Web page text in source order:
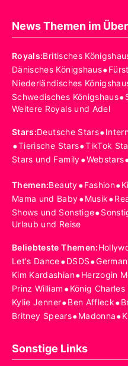
News Themen im
Royals:Britisches
Dänisches Königshaus•
Niederländisches
Schwedisches Königshaus•
Weitere Royals und Adel
Stars:Deutsche Stars•
•Tierische Stars•TikTok
Stars und Family•Webstars
Themen:Beauty•Fashion•
Mama und Baby•Musik•
Shows und Sonstige•
Urlaub und Reise
Beliebteste Themen:
Let's Dance•DSDS•
Kim Kardashian•Herzogin
Prinz William •König Charles
Kylie Jenner•Ben Affleck•
Britney Spears•Madonna•
Sonstige Links